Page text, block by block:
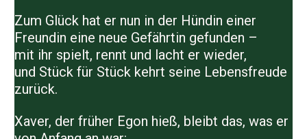
Zum Glück hat er nun in der Hündin einer
Freundin eine neue Gefährtin gefunden –
mit ihr spielt, rennt und lacht er wieder,
und Stück für Stück kehrt seine Lebensfreude
zurück.
Xaver, der früher Egon hieß, bleibt das, was er